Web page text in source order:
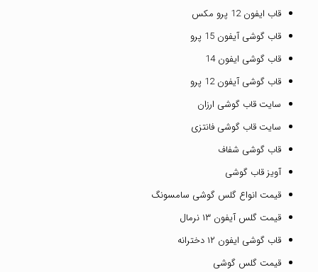
قاب ایفون 12 پرو مکس
قاب گوشی آیفون 15 پرو
قاب گوشی ایفون 14
قاب گوشی آیفون 12 پرو
سایت قاب گوشی ارزان
سایت قاب گوشی فانتزی
قاب گوشی شفاف
آویز قاب گوشی
قیمت انواع گلس گوشی سامسونگ
قیمت گلس آیفون ۱۳ نرمال
قاب گوشی ایفون ۱۲ دخترانه
قیمت گلس گوشی